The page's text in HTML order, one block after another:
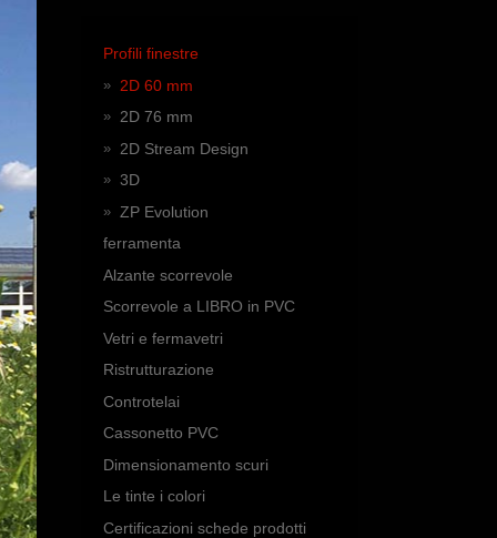
Profili finestre
2D 60 mm
2D 76 mm
2D Stream Design
3D
ZP Evolution
ferramenta
Alzante scorrevole
Scorrevole a LIBRO in PVC
Vetri e fermavetri
Ristrutturazione
Controtelai
Cassonetto PVC
Dimensionamento scuri
Le tinte i colori
Certificazioni schede prodotti